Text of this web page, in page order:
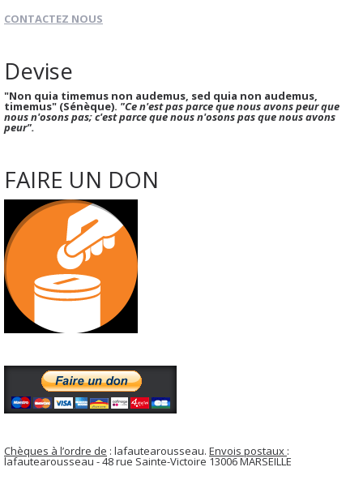
CONTACTEZ NOUS
Devise
"Non quia timemus non audemus, sed quia non audemus,
timemus" (Sénèque). "Ce n'est pas parce que nous avons peur que
nous n'osons pas; c'est parce que nous n'osons pas que nous avons
peur".
FAIRE UN DON
Chèques à l’ordre de : lafautearousseau. Envois postaux :
lafautearousseau - 48 rue Sainte-Victoire 13006 MARSEILLE